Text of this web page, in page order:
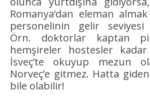
Romanya’dan eleman
personelinin gelir seviyesi
Örn. doktorlar kaptan
hemşireler hostesler kadar
İsveç’te okuyup mezun
Norveç’e gitmez. Hatta
bile olabilir!